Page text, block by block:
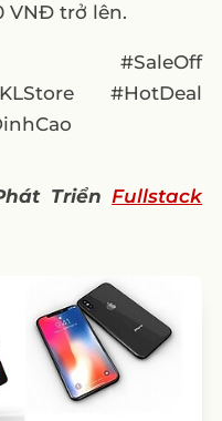
VNĐ trở lên.
#SaleOff
#HotDeal
TriểnFullstack